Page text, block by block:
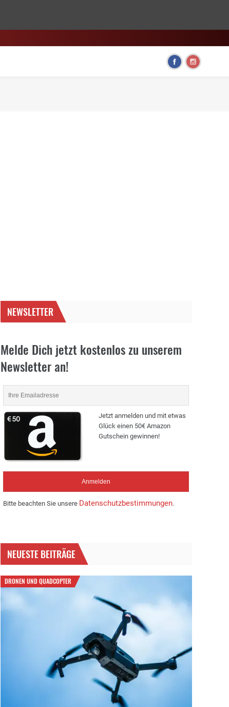
NEWSLETTER
Melde Dich jetzt kostenlos zu unserem
Newsletter an!
Jetzt anmelden und mit etwas
Glück einen 50€ Amazon
Gutschein gewinnen!
Bitte beachten Sie unsere Datenschutzbestimmungen.
NEUESTE BEITRÄGE
DRONEN UND QUADCOPTER